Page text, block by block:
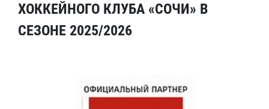
ХОККЕЙНОГО КЛУБА «СОЧИ» В
СЕЗОНЕ 2025/2026